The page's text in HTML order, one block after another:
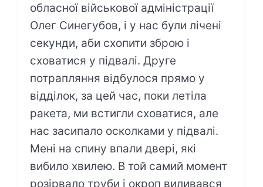
обласної військової адміністрації
Олег Синегубов, і у нас були лічені
секунди, аби схопити зброю і
сховатися у підвалі. Друге
потрапляння відбулося прямо у
відділок, за цей час, поки летіла
ракета, ми встигли сховатися, але
нас засипало осколками у підвалі.
Мені на спину впали двері, які
вибило хвилею. В той самий момент
розірвало труби і окроп виливався